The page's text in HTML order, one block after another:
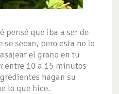
pensé que iba a ser de
secan, pero esta no lo
el grano en tu
entre 10 a 15 minutos
hagan su
lo que hice.